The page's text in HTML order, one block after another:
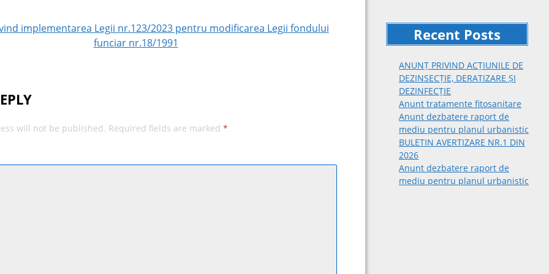
euro Recent Posts
ANUNȚ PRIVIND ACȚIUNILE DE
DEZINSECȚIE, DERATIZARE ȘI
DEZINFECȚIE
Anunt tratamente fitosanitare
Anunt dezbatere raport de
mediu pentru planul urbanistic
BULETIN AVERTIZARE NR.1 DIN
2026
Anunt dezbatere raport de
mediu pentru planul urbanistic
implementarea Legii nr.123/2023 pentru modificarea Legii fondului
funciar nr.18/1991
will not be published. Required fields are marked*